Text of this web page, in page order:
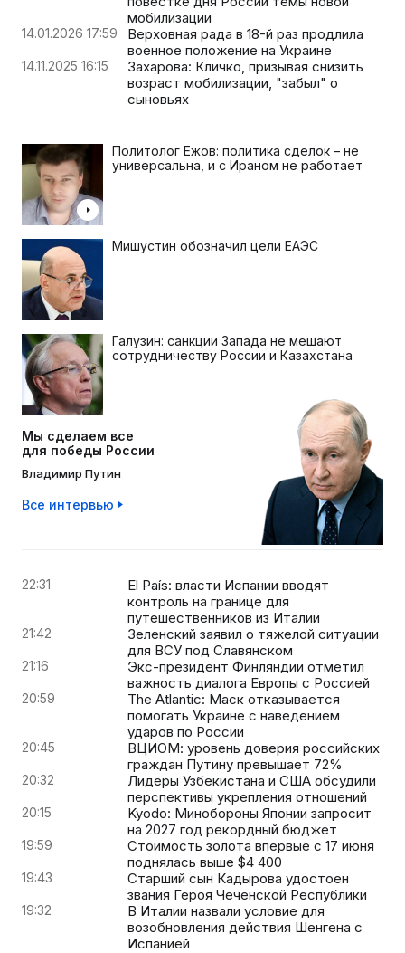
мобилизации
14.01.2026 17:59
Верховная рада в 18-й раз продлила
военное положение на Украине
14.11.2025 16:15
Захарова: Кличко, призывая снизить
возраст мобилизации, "забыл" о
сыновьях
Политолог Ежов: политика сделок – не
универсальна, и с Ираном не работает
Мишустин обозначил цели ЕАЭС
Галузин: санкции Запада не мешают
сотрудничеству России и Казахстана
Мы сделаем все
для победы России
Владимир Путин
Все интервью
22:31
El País: власти Испании вводят
контроль на границе для
путешественников из Италии
21:42
Зеленский заявил о тяжелой ситуации
для ВСУ под Славянском
21:16
Экс-президент Финляндии отметил
важность диалога Европы с Россией
20:59
The Atlantic: Маск отказывается
помогать Украине с наведением
ударов по России
20:45
ВЦИОМ: уровень доверия российских
граждан Путину превышает 72%
20:32
Лидеры Узбекистана и США обсудили
перспективы укрепления отношений
20:15
Kyodo: Минобороны Японии запросит
на 2027 год рекордный бюджет
19:59
Стоимость золота впервые с 17 июня
поднялась выше $4 400
19:43
Старший сын Кадырова удостоен
звания Героя Чеченской Республики
19:32
В Италии назвали условие для
возобновления действия Шенгена с
Испанией